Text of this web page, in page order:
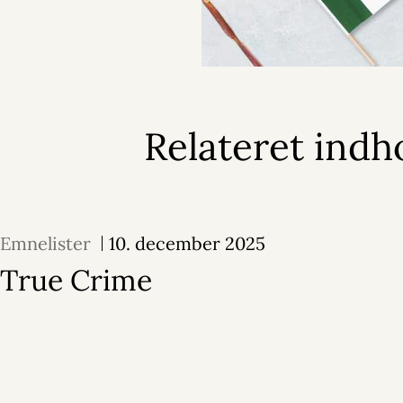
Relateret
Emnelister 10. december 2025
True Crime